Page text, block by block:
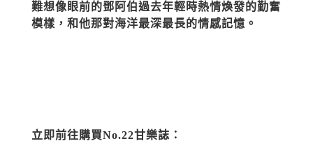
難想像眼前的鄧阿伯過去年輕時熱情煥發的勤奮
模樣，和他那對海洋最深最長的情感記憶。
立即前往購買No.22甘樂誌：